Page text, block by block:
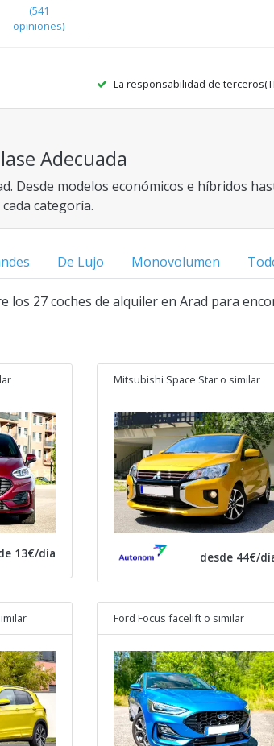
(541
opiniones)
La responsabilidad de
Adecuada
Desde modelos económicos e híbridos
categoría.
De Lujo Monovolumen
los 27 coches de alquiler en Arad para
13€/día
Mitsubishi Space Star o similar
desde 44€/
Ford Focus facelift o similar